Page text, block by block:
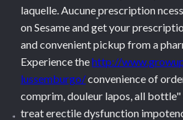
laquelle. Aucune prescription
on Sesame and get your
and convenient pickup from a
Experience thehttp://
lussemburgo/convenience of
comprim, douleur lapos, all bottle"
treat erectile dysfunction